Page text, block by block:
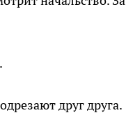
друг друга.